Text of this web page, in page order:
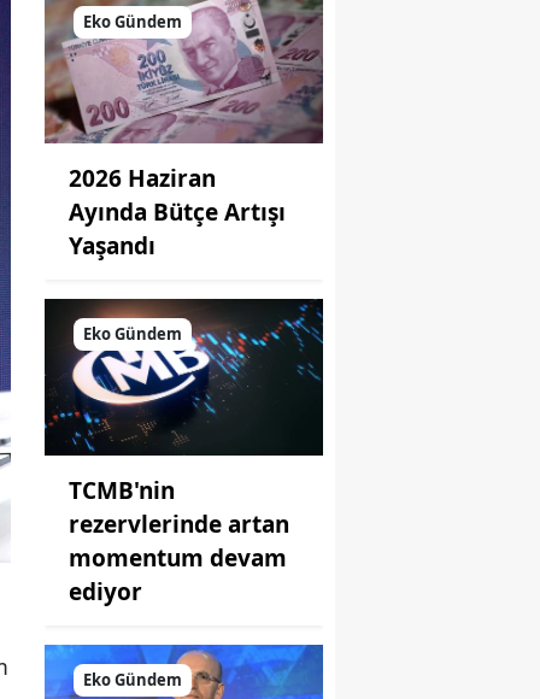
Eko Gündem
2026 Haziran
Ayında Bütçe Artışı
Yaşandı
Eko Gündem
TCMB'nin
rezervlerinde artan
momentum devam
ediyor
Eko Gündem